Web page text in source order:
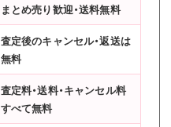
まとめ売り歓迎・送料無料
査定後のキャンセル・返送は
無料
査定料・送料・キャンセル料
すべて無料